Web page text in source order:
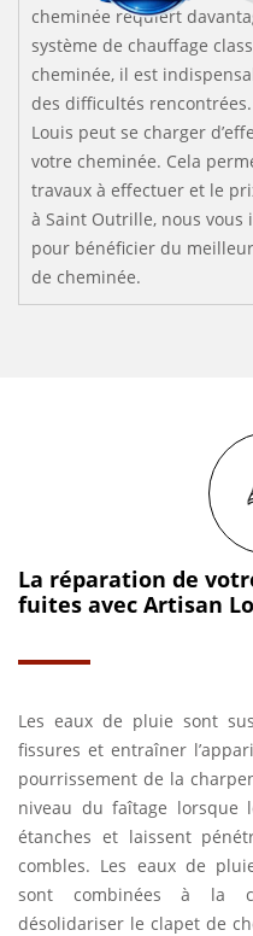
cheminée requiert
système de chauffage
cheminée, il est
des difficultés
Louis peut se charger
votre cheminée. Cela
travaux à effectuer et le
à Saint Outrille, nous
pour bénéficier du
de cheminée.
La réparation de
fuites avec Artisan
Les eaux de pluie sont
fissures et entraîner
pourrissement de la
niveau du faîtage lorsque
étanches et laissent
combles. Les eaux de
sont combinées à la
désolidariser le clapet de